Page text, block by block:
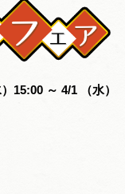
15:00 ～ 4/1 （水）